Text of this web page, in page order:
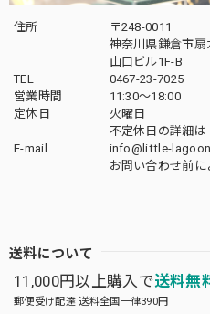
住所
〒248-0011
神奈川県鎌倉市扇
山口ビル1F-B
TEL
0467-23-7025
営業時間
11:30～18:00
定休日
火曜日
不定休日の詳細は
E-mail
info@little-
お問い合わせ前に
送料について
11,000円以上購入で送料無
郵便受け配達 送料全国一律390円